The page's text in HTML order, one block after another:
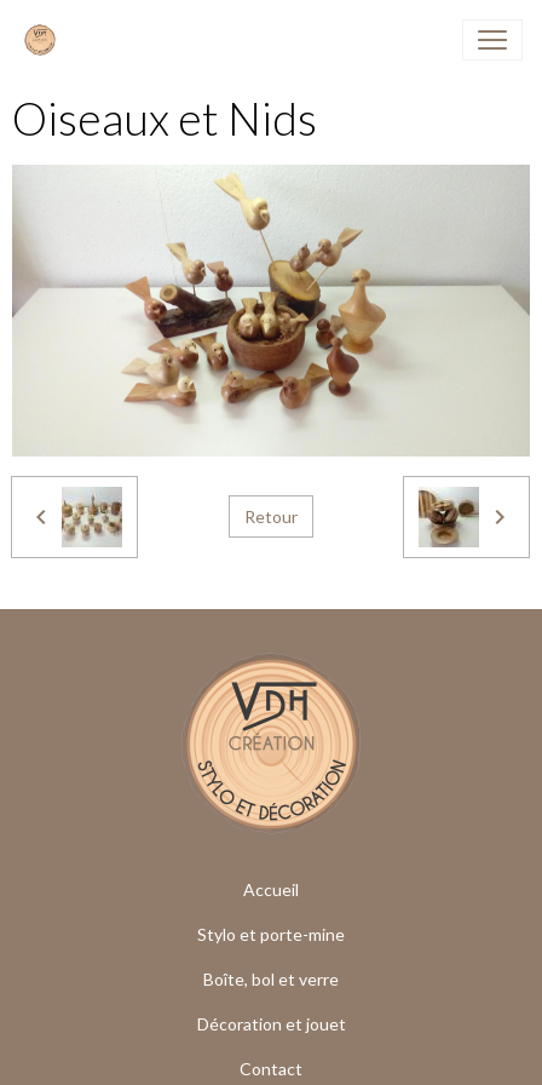
Oiseaux et Nids
Retour
Accueil
Stylo et porte-mine
Boîte, bol et verre
Décoration et jouet
Contact